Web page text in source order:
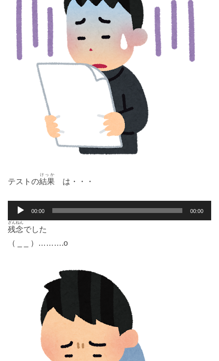
テストの結果
けっか
は・・・
プ
レ
00:00 00:00
残念
ざんねん
でした
（ _ _ ）……….o